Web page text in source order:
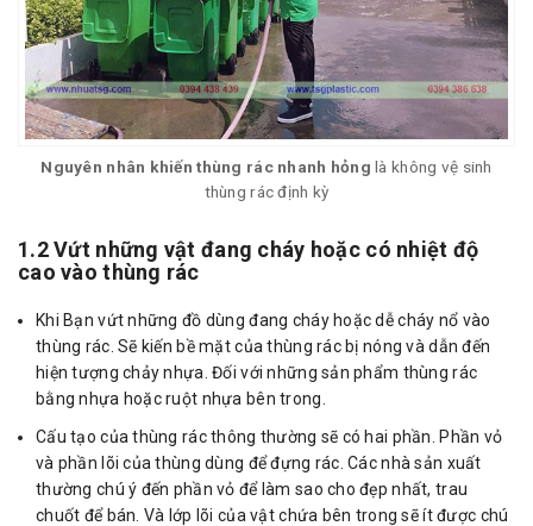
Nguyên nhân khiến thùng rác nhanh hỏng là không vệ sinh
thùng rác định kỳ
1.2 Vứt những vật đang cháy hoặc có nhiệt độ
cao vào thùng rác
Khi Bạn vứt những đồ dùng đang cháy hoặc dễ cháy nổ vào
thùng rác. Sẽ kiến bề mặt của thùng rác bị nóng và dẫn đến
hiện tượng chảy nhựa. Đối với những sản phẩm thùng rác
bằng nhựa hoặc ruột nhựa bên trong.
Cấu tạo của thùng rác thông thường sẽ có hai phần. Phần vỏ
và phần lõi của thùng dùng để đựng rác. Các nhà sản xuất
thường chú ý đến phần vỏ để làm sao cho đẹp nhất, trau
chuốt để bán. Và lớp lõi của vật chứa bên trong sẽ ít được chú